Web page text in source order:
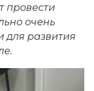
провести
очень
для развития